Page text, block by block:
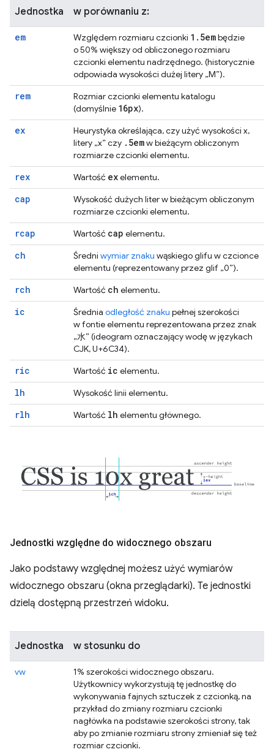
Jednostka w porównaniu z:
em Względem rozmiaru czcionki 1 . 5embędzie
o 50% większy od obliczonego rozmiaru
czcionki elementu nadrzędnego. (historycznie
odpowiada wysokości dużej litery „M”).
rem
Rozmiar czcionki elementu katalogu
(domyślnie 16px).
ex
Heurystyka określająca, czy użyć wysokości x,
litery „x” czy . 5emw bieżącym obliczonym
rozmiarze czcionki elementu.
rex Wartość exelementu.
cap
Wysokość dużych liter w bieżącym obliczonym
rozmiarze czcionki elementu.
rcap Wartość cap elementu.
ch Średni wymiar znaku wąskiego glifu w czcionce
elementu (reprezentowany przez glif „0”).
rch Wartość ch elementu.
ic Średnia odległość znaku pełnej szerokości
w fontie elementu reprezentowana przez znak
„水” (ideogram oznaczający wodę w językach
CJK, U+6C34).
ric Wartość ic elementu.
lh Wysokość linii elementu.
rlh Wartość lh elementu głównego.
Jednostki względne do widocznego obszaru
Jako podstawy względnej możesz użyć wymiarów
widocznego obszaru (okna przeglądarki). Te jednostki
dzielą dostępną przestrzeń widoku.
Jednostka w stosunku do
vw
1% szerokości widocznego obszaru.
Użytkownicy wykorzystują tę jednostkę do
wykonywania fajnych sztuczek z czcionką, na
przykład do zmiany rozmiaru czcionki
nagłówka na podstawie szerokości strony, tak
aby po zmianie rozmiaru strony zmieniał się też
rozmiar czcionki.